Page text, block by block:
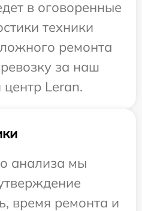
в оговоренные
техники
ремонта
за наш
центр Leran.
анализа мы
время ремонта и